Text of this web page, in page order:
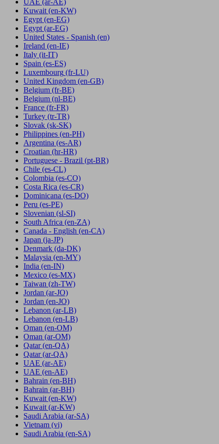
UAE (ar-AE)
Kuwait (en-KW)
Egypt (en-EG)
Egypt (ar-EG)
United States - Spanish (en)
Ireland (en-IE)
Italy (it-IT)
Spain (es-ES)
Luxembourg (fr-LU)
United Kingdom (en-GB)
Belgium (fr-BE)
Belgium (nl-BE)
France (fr-FR)
Turkey (tr-TR)
Slovak (sk-SK)
Philippines (en-PH)
Argentina (es-AR)
Croatian (hr-HR)
Portuguese - Brazil (pt-BR)
Chile (es-CL)
Colombia (es-CO)
Costa Rica (es-CR)
Dominicana (es-DO)
Peru (es-PE)
Slovenian (sl-SI)
South Africa (en-ZA)
Canada - English (en-CA)
Japan (ja-JP)
Denmark (da-DK)
Malaysia (en-MY)
India (en-IN)
Mexico (es-MX)
Taiwan (zh-TW)
Jordan (ar-JO)
Jordan (en-JO)
Lebanon (ar-LB)
Lebanon (en-LB)
Oman (en-OM)
Oman (ar-OM)
Qatar (en-QA)
Qatar (ar-QA)
UAE (ar-AE)
UAE (en-AE)
Bahrain (en-BH)
Bahrain (ar-BH)
Kuwait (en-KW)
Kuwait (ar-KW)
Saudi Arabia (ar-SA)
Vietnam (vi)
Saudi Arabia (en-SA)